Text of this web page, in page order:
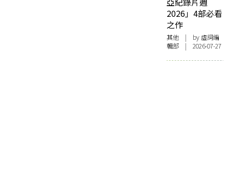
亞紀錄片週
2026」4部必看
之作
其他 | by 虛詞編
輯部 | 2026-07-27